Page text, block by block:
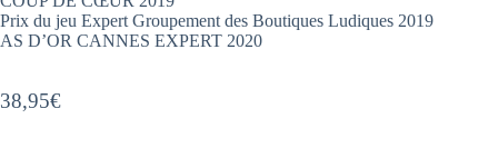
38,95€
Prix du jeu Expert Groupement des Boutiques Ludiques 2019
AS D’OR CANNES EXPERT 2020